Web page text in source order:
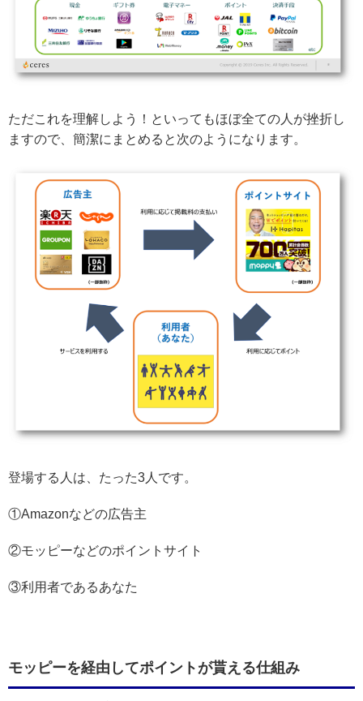
ただこれを理解しよう！といってもほぼ全ての人が挫折し
ますので、簡潔にまとめると次のようになります。
登場する人は、たった3人です。
①Amazonなどの広告主
②モッピーなどのポイントサイト
③利用者であるあなた
モッピーを経由してポイントが貰える仕組み